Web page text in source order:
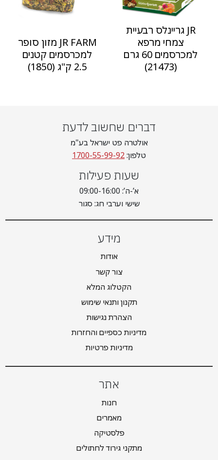
JR גריינלס רבעיית
צמחי מרפא
למכרסמים 60 גרם
(21473)
JR FARM מזון סופר
למכרסמים קטנים
2.5 ק"ג (1850)
דברים שחשוב לדעת
אולטרה פט ישראל בע"מ
טלפון:1700-55-99-92
שעות פעילות
א’-ה’: 09:00-16:00
שישי וערבי חג: סגור
מידע
אודות
צור קשר
הקטלוג המלא
תקנון ותנאי שימוש
הצהרת נגישות
מדיניות כספיים והחזרות
מדיניות פרטיות
אתר
חנות
מאמרים
פלסטיקה
מתקני גירוד לחתולים